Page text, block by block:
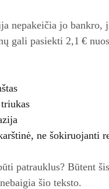
nepakeičia jo bankro,
gali pasiekti 2,1 €
ne šokiruojanti
patrauklus? Būtent
šio teksto.